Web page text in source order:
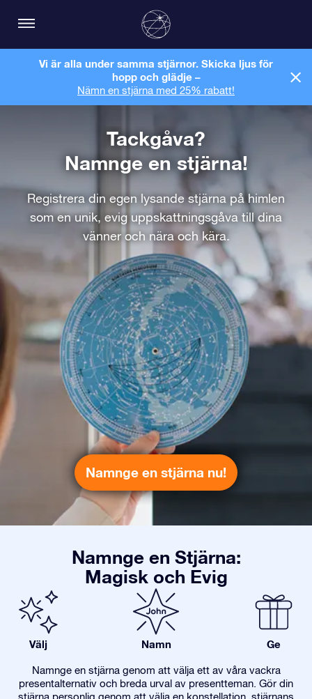
Vi är alla under samma stjärnor. Skicka ljus för
hopp och glädje –
Nämn en stjärna med 25% rabatt!
Tackgåva?
Namnge en stjärna!
Registrera din egen lysande stjärna på himlen
som en unik, evig uppskattningsgåva till dina
vänner och nära och kära.
Namnge en stjärna nu!
Namnge en Stjärna:
Magisk och Evig
Välj Namn Ge
Namnge en stjärna genom att välja ett av våra vackra
presentalternativ och breda urval av presentteman. Gör din
stjärna personlig genom att välja en konstellation, stjärnans